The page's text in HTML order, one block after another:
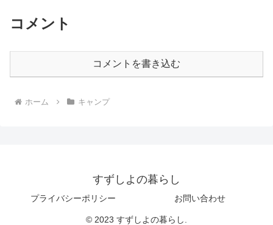
コメント
コメントを書き込む
ホーム キャンプ
すずしよの暮らし
プライバシーポリシー お問い合わせ
© 2023 すずしよの暮らし.